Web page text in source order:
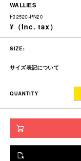
WALLIES
F32520-PN20
SIZE:
サイズ表記について
SKINNY
FAT
JUMBO
QUANTITY